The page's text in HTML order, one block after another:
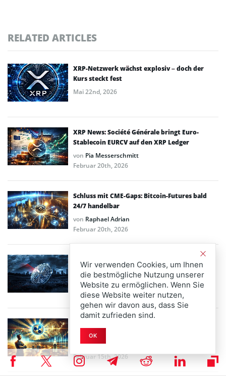
RELATED ARTICLES
XRP-Netzwerk wächst explosiv – doch der
Kurs steckt fest
Mai 22nd, 2026
XRP News: Société Générale bringt Euro-
Stablecoin EURCV auf den XRP Ledger
von Pia Messerschmitt
Februar 20th, 2026
Schluss mit CME-Gaps: Bitcoin-Futures bald
24/7 handelbar
von Raphael Adrian
Februar 20th, 2026
Wale schieben 82,1 Mio. XRP zu Binance –
kommt der Kursrutsch?
vonMichael Sprick
Februar 18th, 2026
Zweifel aus
vonMichael Sprick
Februar 15th, 2026
Wir verwenden Cookies, um Ihnen
die bestmögliche Nutzung unserer
Website zu ermöglichen. Wenn Sie
diese Website weiter nutzen,
gehen wir davon aus, dass Sie
damit zufrieden sind.
OK